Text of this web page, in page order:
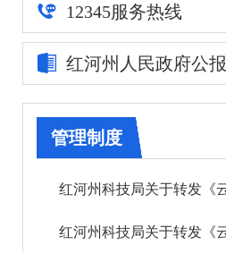
公安司法
重点领域信息公开
审批改革
住房保障信息公开
财政信息公开
12345服务热线
红河州人民政府公报
管理制度